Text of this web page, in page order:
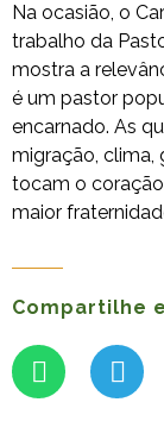
Na ocasião, o
trabalho da
mostra a
é um pastor
encarnado. As
migração, clima,
tocam o
maior
Compartilhe